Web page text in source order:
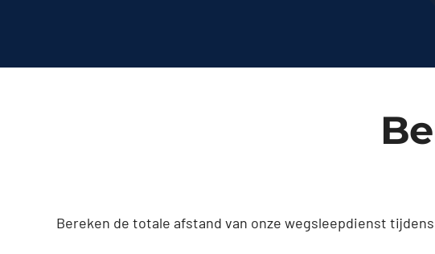
Bereken de totale afstand van onze wegsleepdienst